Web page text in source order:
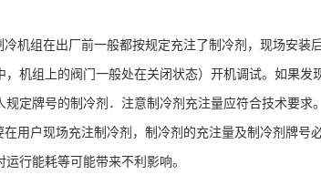
机组在出厂前一般都按规定充注了制冷剂，现场安装
机组上的阀门一般处在关闭状态）开机调试。如果发
定牌号的制冷剂．注意制冷剂充注量应符合技术要求。
用户现场充注制冷剂，制冷剂的充注量及制冷剂牌
行能耗等可能带来不利影响。